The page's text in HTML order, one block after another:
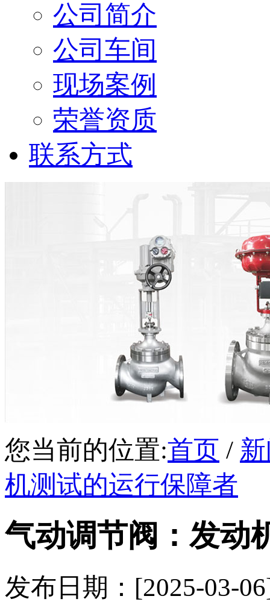
公司简介
公司车间
现场案例
荣誉资质
联系方式
您当前的位置:首页 /
机测试的运行保障者
气动调节阀：发动
发布日期：[2025-03-